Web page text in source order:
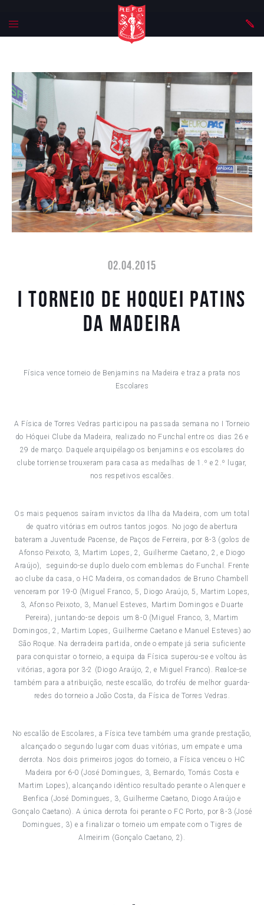
02.04.2015
I TORNEIO DE HOQUEI PATINS
DA MADEIRA
Física vence torneio de Benjamins na Madeira e traz a prata nos
Escolares
A Física de Torres Vedras participou na passada semana no I Torneio
do Hóquei Clube da Madeira, realizado no Funchal entre os dias 26 e
29 de março. Daquele arquipélago os benjamins e os escolares do
clube torriense trouxeram para casa as medalhas de 1.º e 2.º lugar,
nos respetivos escalões.
Os mais pequenos saíram invictos da Ilha da Madeira, com um total
de quatro vitórias em outros tantos jogos. No jogo de abertura
bateram a Juventude Pacense, de Paços de Ferreira, por 8-3 (golos de
Afonso Peixoto, 3, Martim Lopes, 2, Guilherme Caetano, 2, e Diogo
Araújo), seguindo-se duplo duelo com emblemas do Funchal. Frente
ao clube da casa, o HC Madeira, os comandados de Bruno Chambell
venceram por 19-0 (Miguel Franco, 5, Diogo Araújo, 5, Martim Lopes,
3, Afonso Peixoto, 3, Manuel Esteves, Martim Domingos e Duarte
Pereira), juntando-se depois um 8-0 (Miguel Franco, 3, Martim
Domingos, 2, Martim Lopes, Guilherme Caetano e Manuel Esteves) ao
São Roque. Na derradeira partida, onde o empate já seria suficiente
para conquistar o torneio, a equipa da Física superou-se e voltou às
vitórias, agora por 3-2 (Diogo Araújo, 2, e Miguel Franco). Realce-se
também para a atribuição, neste escalão, do troféu de melhor guarda-
redes do torneio a João Costa, da Física de Torres Vedras.
No escalão de Escolares, a Física teve também uma grande prestação,
alcançado o segundo lugar com duas vitórias, um empate e uma
derrota. Nos dois primeiros jogos do torneio, a Física venceu o HC
Madeira por 6-0 (José Domingues, 3, Bernardo, Tomás Costa e
Martim Lopes), alcançando idêntico resultado perante o Alenquer e
Benfica (José Domingues, 3, Guilherme Caetano, Diogo Araújo e
Gonçalo Caetano). A única derrota foi perante o FC Porto, por 8-3 (José
Domingues, 3) e a finalizar o torneio um empate com o Tigres de
Almeirim (Gonçalo Caetano, 2).